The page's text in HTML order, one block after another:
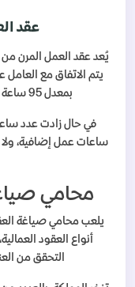
عقد
يُعد عقد العمل المرن
يتم الاتفاق مع
بمعدل 95 ساعة شهريًا، مقابل أجر مادي يحصل عليه.
ساعات عمل إضافية،
محامي
يلعب محامي صياغة
أنواع العقود
التحقق من